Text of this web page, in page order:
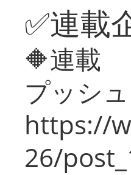
✅連載
🔶連載
プッシ
https://
26/